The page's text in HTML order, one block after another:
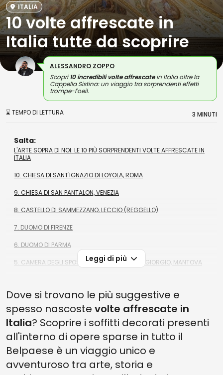
ITALIA
10 volte affrescate in
Italia tutte da scoprire
ALESSANDRO ZOPPO
Scopri10 incredibili volte affrescatein Italia oltre la
Cappella Sistina: un viaggio tra sorprendenti effetti
trompe-l'oeil.
⌛ TEMPO DI LETTURA 3 MINUTI
Salta:
L'ARTE SOPRA DI NOI: LE 10 PIÙ SORPRENDENTI VOLTE AFFRESCATE IN
ITALIA
10. CHIESA DI SANT'IGNAZIO DI LOYOLA, ROMA
9. CHIESA DI SAN PANTALON, VENEZIA
8. CASTELLO DI SAMMEZZANO, LECCIO (REGGELLO)
7. DUOMO DI FIRENZE
6. DUOMO DI PARMA
5. CAMERA DEGLI SPOSI DEL CASTELLO DI SAN GIORGIO, MANTOVA
3. SALA CLEMENTINA, CITTÀ DEL VATICANO
2. PANTHEON, ROMA
1. PALAZZO FARNESE, ROMA
Leggi di più
Dove si trovano le più suggestive e
spesso nascoste volte affrescate in
Italia? Scoprire i soffitti decorati presenti
all'interno di opere sparse in tutto il
Belpaese è un viaggio unico e
avventuroso tra arte, storia e